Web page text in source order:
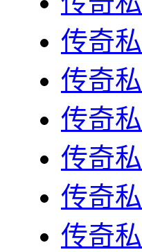
传奇
传奇
传奇
传奇
传奇
传奇